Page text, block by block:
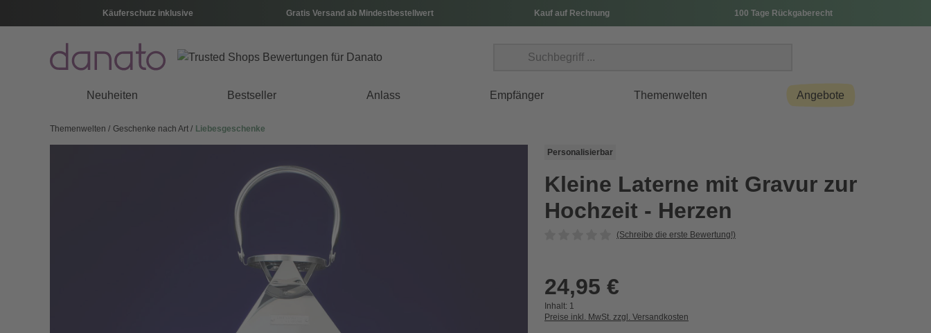
Käuferschutz inklusive Gratis Versand ab Mindestbestellwert Kauf auf Rechnung 100 Tage Rückgaberecht
Neuheiten Bestseller Anlass Empfänger Themenwelten Angebote
Themenwelten Geschenke nach Art Liebesgeschenke
Personalisierbar
Kleine Laterne mit Gravur zur
Hochzeit - Herzen
(Schreibe die erste Bewertung!)
24,95 €
Inhalt: 1
Preise inkl. MwSt. zzgl. Versandkosten